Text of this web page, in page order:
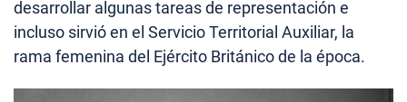
desarrollar algunas tareas de representación e
incluso sirvió en el Servicio Territorial Auxiliar, la
rama femenina del Ejército Británico de la época.